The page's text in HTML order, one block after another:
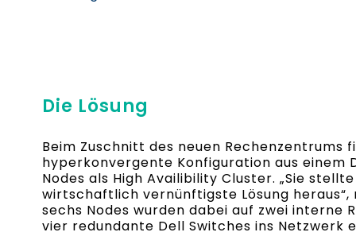
Die Lösung
Beim Zuschnitt des neuen Rechenzentrums
hyperkonvergente Konfiguration aus einem
Nodes als High Availibility Cluster. „Sie
wirtschaftlich vernünftigste Lösung heraus“,
sechs Nodes wurden dabei auf zwei interne
vier redundante Dell Switches ins Netzwerk